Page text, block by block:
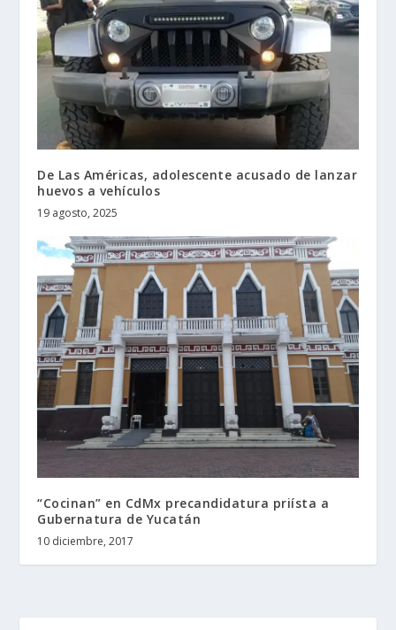
De Las Américas, adolescente acusado de lanzar
huevos a vehículos
19 agosto, 2025
“Cocinan” en CdMx precandidatura priísta a
Gubernatura de Yucatán
10 diciembre, 2017